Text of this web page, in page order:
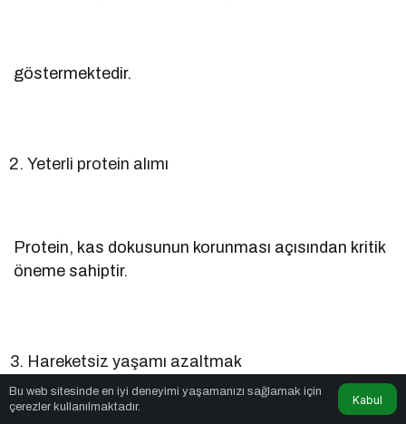
göstermektedir.
Yeterli protein alımı
Protein, kas dokusunun korunması açısından kritik
öneme sahiptir.
Hareketsiz yaşamı azaltmak
Bu web sitesinde en iyi deneyimi yaşamanızı sağlamak için
çerezler kullanılmaktadır.
Kabul